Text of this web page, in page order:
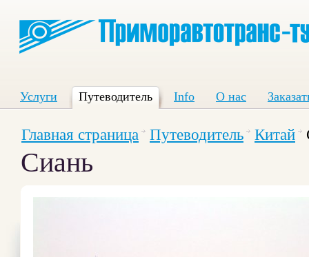
Услуги Путеводитель Info О нас
Главная страница Путеводитель Китай
Сиань